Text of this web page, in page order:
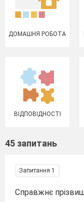
ДОМАШНЯ РОБОТА
ВІДПОВІДНОСТІ
45 запитань
Запитання 1
Справжнє